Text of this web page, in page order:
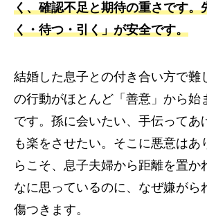
く、確認不足と期待の重さです。
く・待つ・引く」が安全です。
結婚した息子との付き合い方で難
の行動がほとんど「善意」から始
です。孫に会いたい、手伝ってあ
も楽をさせたい。そこに悪意はあ
らこそ、息子夫婦から距離を置か
なに思っているのに、なぜ嫌がら
傷つきます。